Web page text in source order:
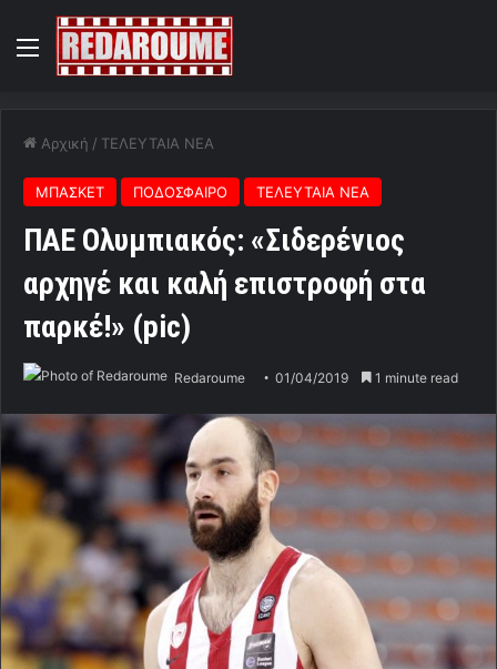
Menu
Αρχική / ΤΕΛΕΥΤΑΙΑ ΝΕΑ
ΜΠΑΣΚΕΤ ΠΟΔΟΣΦΑΙΡΟ ΤΕΛΕΥΤΑΙΑ ΝΕΑ
ΠΑΕ Ολυμπιακός: «Σιδερένιος
αρχηγέ και καλή επιστροφή στα
παρκέ!» (pic)
Redaroume 01/04/2019 1 minute read